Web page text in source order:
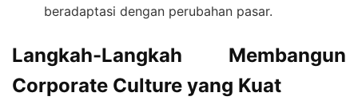
beradaptasi dengan perubahan pasar.
Langkah-Langkah Membangun
Corporate Culture yang Kuat